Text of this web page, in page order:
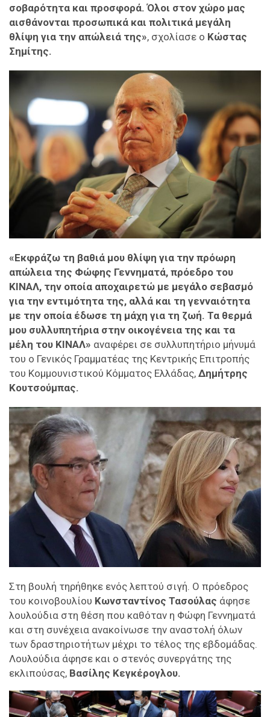
σοβαρότητα και προσφορά. Όλοι στον χώρο μας
αισθάνονται προσωπικά και πολιτικά μεγάλη
θλίψη για την απώλειά της», σχολίασε ο Κώστας
Σημίτης.
«Εκφράζω τη βαθιά μου θλίψη για την πρόωρη
απώλεια της Φώφης Γεννηματά, πρόεδρο του
ΚΙΝΑΛ, την οποία αποχαιρετώ με μεγάλο σεβασμό
για την εντιμότητα της, αλλά και τη γενναιότητα
με την οποία έδωσε τη μάχη για τη ζωή. Τα θερμά
μου συλλυπητήρια στην οικογένεια της και τα
μέλη του ΚΙΝΑΛ» αναφέρει σε συλλυπητήριο μήνυμά
του ο Γενικός Γραμματέας της Κεντρικής Επιτροπής
του Κομμουνιστικού Κόμματος Ελλάδας, Δημήτρης
Κουτσούμπας.
Στη βουλή τηρήθηκε ενός λεπτού σιγή. Ο πρόεδρος
του κοινοβουλίου Κωνσταντίνος Τασούλας άφησε
λουλούδια στη θέση που καθόταν η Φώφη Γεννηματά
και στη συνέχεια ανακοίνωσε την αναστολή όλων
των δραστηριοτήτων μέχρι το τέλος της εβδομάδας.
Λουλούδια άφησε και ο στενός συνεργάτης της
εκλιπούσας, Βασίλης Κεγκέρογλου.